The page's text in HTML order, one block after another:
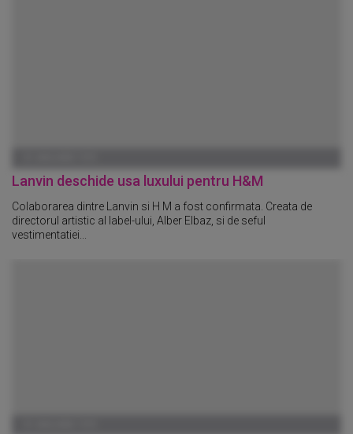
Lanvin deschide usa luxului pentru H&M
Colaborarea dintre Lanvin si H M a fost confirmata. Creata de
directorul artistic al label-ului, Alber Elbaz, si de seful
vestimentatiei...